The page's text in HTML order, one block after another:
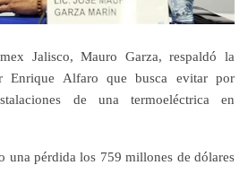
Jalisco, Mauro Garza, respaldó la
Enrique Alfaro que busca evitar por
de una termoeléctrica en
una pérdida los 759 millones de dólares